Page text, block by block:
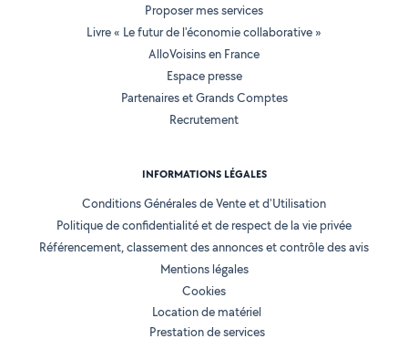
Proposer mes services
Livre « Le futur de l'économie collaborative »
AlloVoisins en France
Espace presse
Partenaires et Grands Comptes
Recrutement
INFORMATIONS LÉGALES
Conditions Générales de Vente et d'Utilisation
Politique de confidentialité et de respect de la vie privée
Référencement, classement des annonces et contrôle des avis
Mentions légales
Cookies
Location de matériel
Prestation de services